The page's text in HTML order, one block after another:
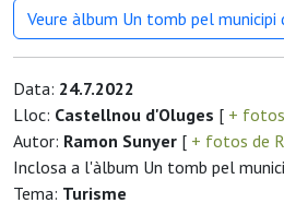
Veure àlbum Un tomb pel municipi
Data: 24.7.2022
Lloc: Castellnou d'Oluges [ +
Autor: Ramon Sunyer [ + fotos de
Inclosa a l'àlbum Un tomb pel
Tema: Turisme